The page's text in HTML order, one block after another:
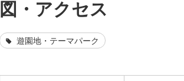
図・アクセス
遊園地・テーマパーク